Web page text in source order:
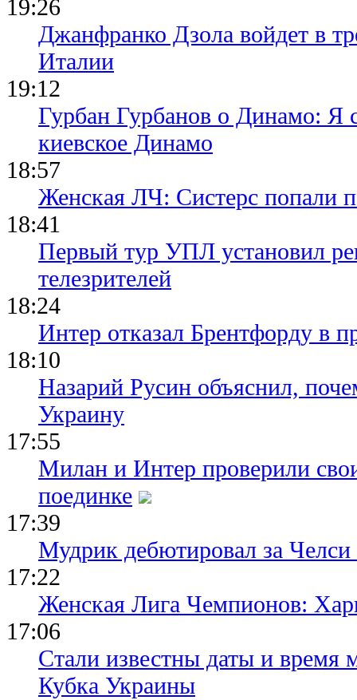
19:26
Джанфранко Дзола войдет в
Италии
19:12
Гурбан Гурбанов о Динамо: Я
киевское Динамо
18:57
Женская ЛЧ: Систерс попали
18:41
Первый тур УПЛ установил
телезрителей
18:24
Интер отказал Брентфорду в
18:10
Назарий Русин объяснил,
Украину
17:55
Милан и Интер проверили
поединке
17:39
Мудрик дебютировал за
17:22
Женская Лига Чемпионов:
17:06
Стали известны даты и время
Кубка Украины